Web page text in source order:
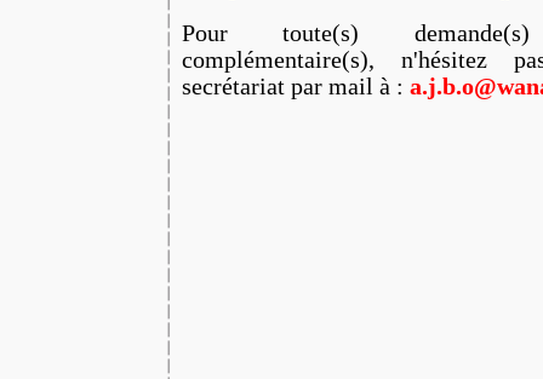
Pour toute(s) demande(s)
complémentaire(s), n'hésitez
secrétariat par mail à :